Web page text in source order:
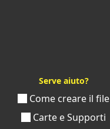
Serve aiuto?
Come creare il file
Carte e Supporti